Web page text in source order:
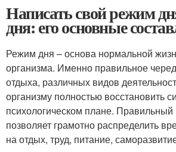
Написать свой режим
дня: его основные
Режим дня – основа нормальной
организма. Именно правильное
отдыха, различных видов
организму полностью восстановить
психологическом плане.
позволяет грамотно распределить
на отдых, труд, питание,